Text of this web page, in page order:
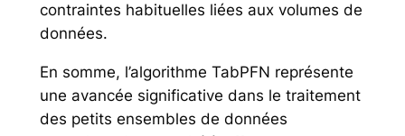
contraintes habituelles liées aux volumes de
données.
En somme, l’algorithme TabPFN représente
une avancée significative dans le traitement
des petits ensembles de données